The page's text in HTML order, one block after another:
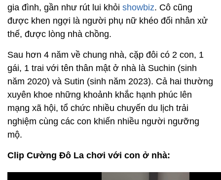
gia đình, gần như rút lui khỏi showbiz. Cô cũng
được khen ngợi là người phụ nữ khéo đối nhân xử
thế, được lòng nhà chồng.
Sau hơn 4 năm về chung nhà, cặp đôi có 2 con, 1
gái, 1 trai với tên thân mật ở nhà là Suchin (sinh
năm 2020) và Sutin (sinh năm 2023). Cả hai thường
xuyên khoe những khoảnh khắc hạnh phúc lên
mạng xã hội, tổ chức nhiều chuyến du lịch trải
nghiệm cùng các con khiến nhiều người ngưỡng
mộ.
Clip Cường Đô La chơi với con ở nhà: